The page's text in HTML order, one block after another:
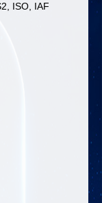
ISO, IAF